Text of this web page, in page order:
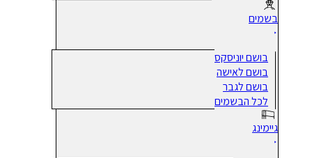
בשמים
בושם יוניסקס
בושם לאישה
בושם לגבר
לכל הבשמים
גיימינג